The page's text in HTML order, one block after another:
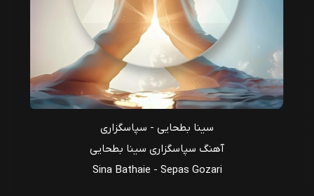
سینا بطحایی - سپاسگزاری
آهنگ سپاسگزاری سینا بطحایی
Sina Bathaie - Sepas Gozari